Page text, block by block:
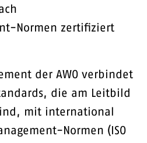
Normen zertifiziert
der AWO verbindet
die am Leitbild
mit international
Normen (ISO